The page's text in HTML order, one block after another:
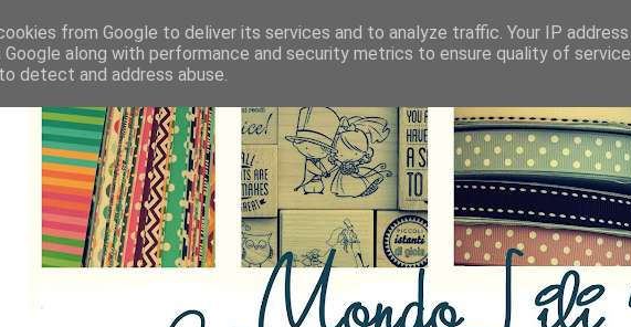
from Google to deliver its services and to analyze traffic. Your IP
Google along with performance and security metrics to ensure quality of
detect and address abuse.